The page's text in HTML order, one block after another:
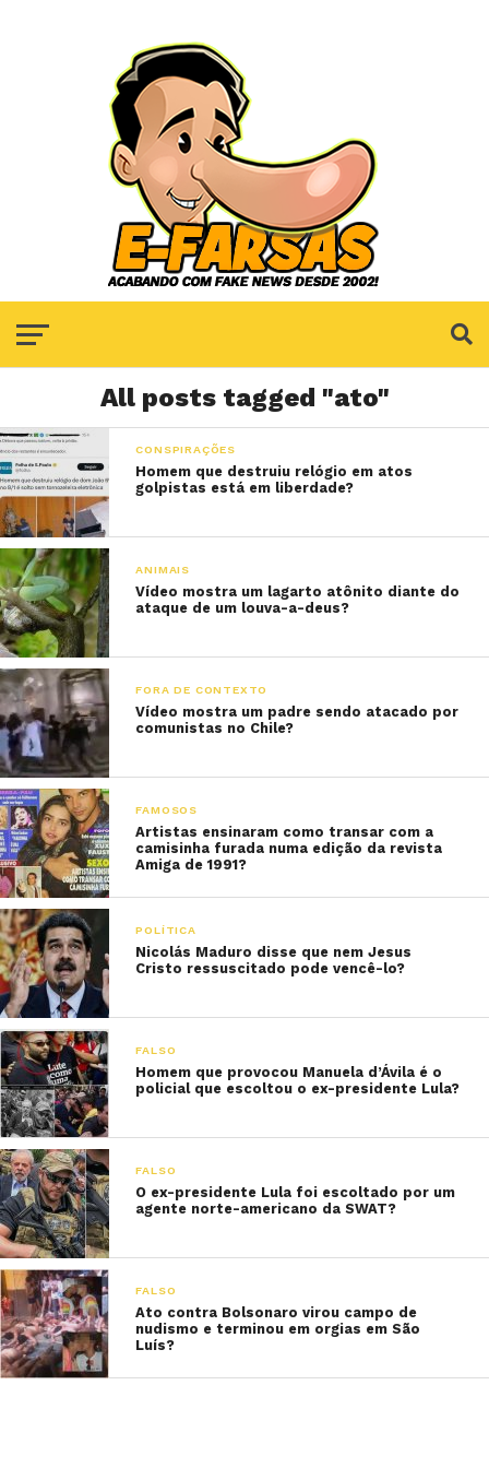
All posts tagged "ato"
CONSPIRAÇÕES
Homem que destruiu relógio em atos
golpistas está em liberdade?
ANIMAIS
Vídeo mostra um lagarto atônito diante do
ataque de um louva-a-deus?
FORA DE CONTEXTO
Vídeo mostra um padre sendo atacado por
comunistas no Chile?
FAMOSOS
Artistas ensinaram como transar com a
camisinha furada numa edição da revista
Amiga de 1991?
POLÍTICA
Nicolás Maduro disse que nem Jesus
Cristo ressuscitado pode vencê-lo?
FALSO
Homem que provocou Manuela d’Ávila é o
policial que escoltou o ex-presidente Lula?
FALSO
O ex-presidente Lula foi escoltado por um
agente norte-americano da SWAT?
FALSO
Ato contra Bolsonaro virou campo de
nudismo e terminou em orgias em São
Luís?